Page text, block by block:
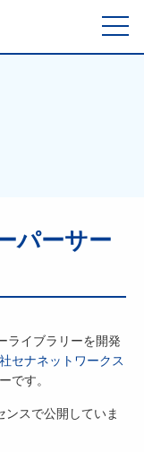
パーサー
ライブラリーを開発
セナネットワークス
です。
スで公開していま